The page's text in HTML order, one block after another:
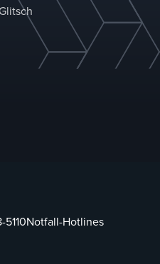
Engineered
Solutions
Middle
East.
Raffinerien,
Petrochemie,
Chemie,
Pharmazie,
Energieeffizienz
5110Notfall-Hotlines